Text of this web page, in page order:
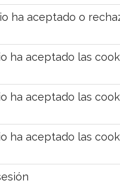
ha aceptado o
ha aceptado las
ha aceptado las
ha aceptado las